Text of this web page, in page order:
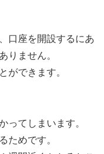
口座を開設するにあ
りません。
ができます。
ってしまいます。
ためです。